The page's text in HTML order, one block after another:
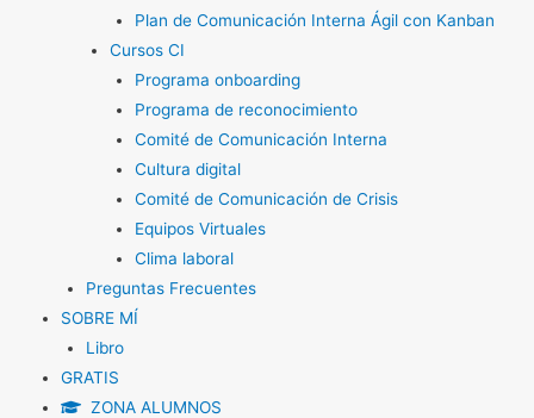
Plan de Comunicación Interna Ágil con Kanban
Cursos CI
Programa onboarding
Programa de reconocimiento
Comité de Comunicación Interna
Cultura digital
Comité de Comunicación de Crisis
Equipos Virtuales
Clima laboral
Preguntas Frecuentes
SOBRE MÍ
Libro
GRATIS
ZONA ALUMNOS